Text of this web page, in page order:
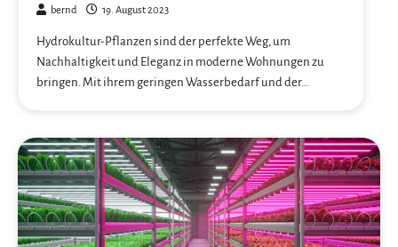
bernd 19. August 2023
Hydrokultur-Pflanzen sind der perfekte Weg, um
Nachhaltigkeit und Eleganz in moderne Wohnungen zu
bringen. Mit ihrem geringen Wasserbedarf und der…